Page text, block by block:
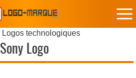
Logos technologiques
Sony Logo